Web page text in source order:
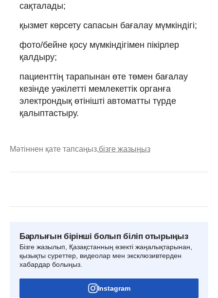
сақталады;
қызмет көрсету сапасын бағалау мүмкіндігі;
фото/бейне қосу мүмкіндігімен пікірлер
қалдыру;
пациенттің тарапынан өте төмен бағалау
кезінде уәкілетті мемлекеттік органға
электрондық өтінішті автоматты түрде
қалыптастыру.
Мәтіннен қате тапсаңыз,бізге жазыңыз
Барлығын бірінші болып біліп отырыңыз
Бізге жазылып, Қазақстанның өзекті жаңалықтарынан,
қызықты суреттер, видеолар мен эксклюзивтерден
хабардар болыңыз.
Instagram